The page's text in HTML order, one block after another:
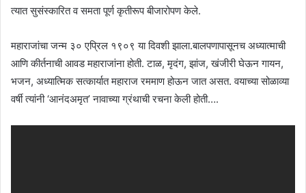
त्यात सुसंस्कारित व समता पूर्ण कृतीरूप बीजारोपण केले.
महाराजांचा जन्म ३० एप्रिल १९०९ या दिवशी झाला.बालपणापासूनच अध्यात्माची
आणि कीर्तनाची आवड महाराजांना होती. टाळ, मृदंग, झांज, खंजीरी घेऊन गायन,
भजन, अध्यात्मिक सत्कार्यात महाराज रममाण होऊन जात असत. वयाच्या सोळाव्या
वर्षी त्यांनी ‘आनंदअमृत’ नावाच्या ग्रंथाची रचना केली होती….